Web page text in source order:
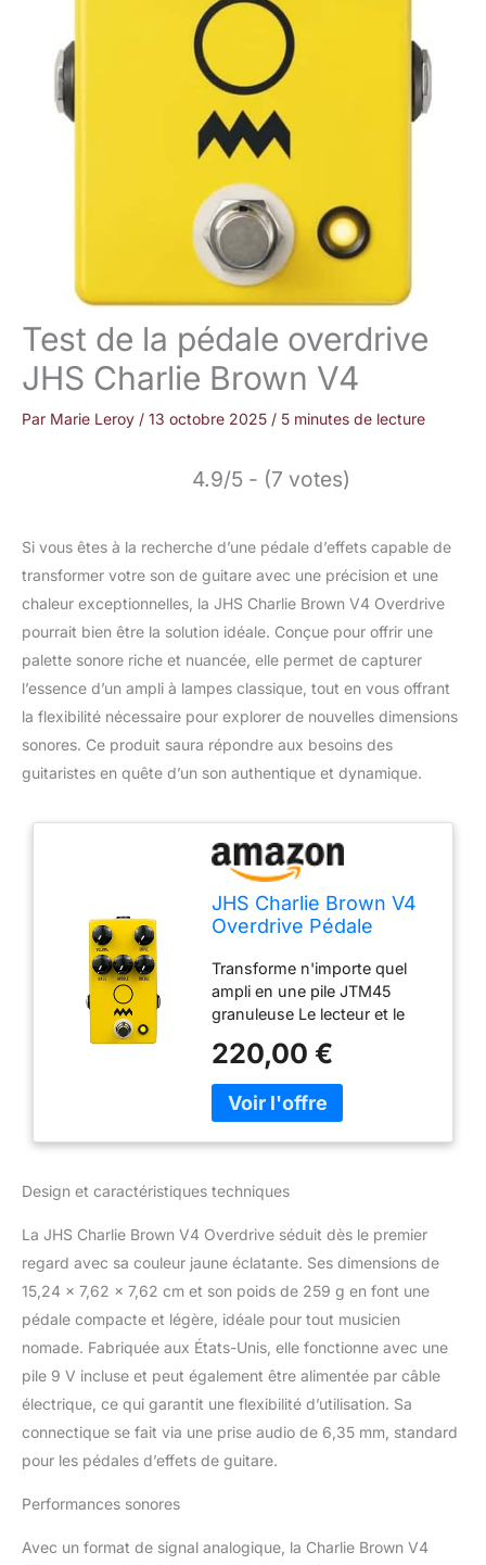
Test de la pédale overdrive
JHS Charlie Brown V4
Par Marie Leroy / 13 octobre 2025 / 5 minutes de lecture
4.9/5 - (7 votes)
Si vous êtes à la recherche d’une pédale d’effets capable de
transformer votre son de guitare avec une précision et une
chaleur exceptionnelles, la JHS Charlie Brown V4 Overdrive
pourrait bien être la solution idéale. Conçue pour offrir une
palette sonore riche et nuancée, elle permet de capturer
l’essence d’un ampli à lampes classique, tout en vous offrant
la flexibilité nécessaire pour explorer de nouvelles dimensions
sonores. Ce produit saura répondre aux besoins des
guitaristes en quête d’un son authentique et dynamique.
JHS Charlie Brown V4
Overdrive Pédale
Transforme n'importe quel
ampli en une pile JTM45
granuleuse Le lecteur et le
interagissent de la même
manière qu'une tête d'ampli
de volume maître Affinez
votre ton avec les
commandes pour les basses,
S'empile magnifiquement
pour encore plus de nuances
de grain Alimentation
négative standard 9 V DC,
consomme moins de 100 mA
220,00 €
Design et caractéristiques techniques
La JHS Charlie Brown V4 Overdrive séduit dès le premier
regard avec sa couleur jaune éclatante. Ses dimensions de
15,24 x 7,62 x 7,62 cm et son poids de 259 g en font une
pédale compacte et légère, idéale pour tout musicien
nomade. Fabriquée aux États-Unis, elle fonctionne avec une
pile 9 V incluse et peut également être alimentée par câble
électrique, ce qui garantit une flexibilité d’utilisation. Sa
connectique se fait via une prise audio de 6,35 mm, standard
pour les pédales d’effets de guitare.
Performances sonores
Avec un format de signal analogique, la Charlie Brown V4